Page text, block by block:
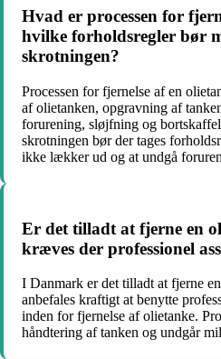
Hvad er processen for
hvilke forholdsregler bør
skrotningen?
Processen for fjernelse af en
af olietanken, opgravning af
forurening, sløjfning og
skrotningen bør der tages
ikke lækker ud og at undgå
Er det tilladt at fjerne en
kræves der professionel
I Danmark er det tilladt at fjerne
anbefales kraftigt at benytte
inden for fjernelse af olietanke.
håndtering af tanken og undgår